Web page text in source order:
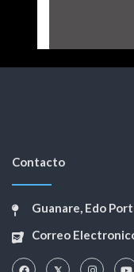
Contacto
Guanare, Edo
Correo